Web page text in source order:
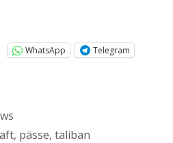
WhatsApp
Telegram
, pässe, taliban